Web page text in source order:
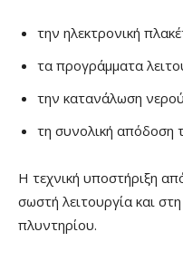
την ηλεκτρονική
τα προγράμματα
την κατανάλωση
τη συνολική απόδοση
Η τεχνική υποστήριξη
σωστή λειτουργία και
πλυντηρίου.